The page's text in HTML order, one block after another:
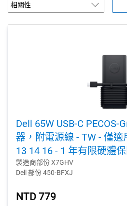
Dell 65W USB-C PECOS-
器，附電源線 - TW - 僅
13 14 16 - 1 年有限硬體保
製造商部份 X7GHV
Dell 部份 450-BFXJ
NTD 779